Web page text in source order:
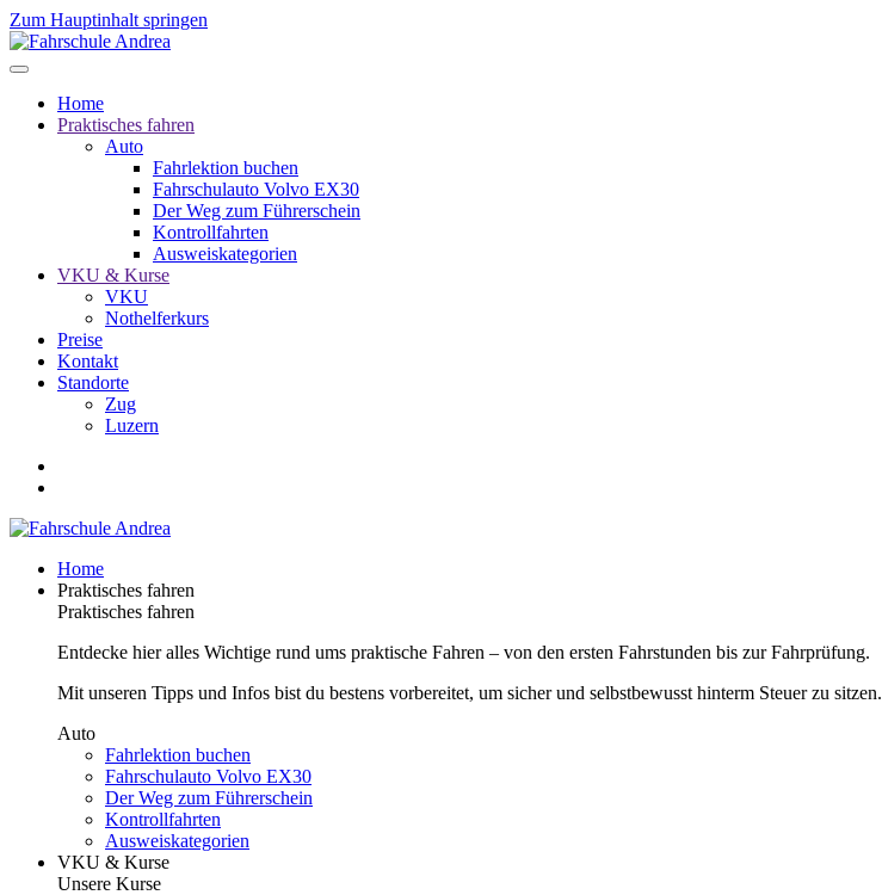
Zum Hauptinhalt springen
Home
Praktisches fahren
Auto
Fahrlektion buchen
Fahrschulauto Volvo EX30
Der Weg zum Führerschein
Kontrollfahrten
Ausweiskategorien
VKU & Kurse
VKU
Nothelferkurs
Preise
Kontakt
Standorte
Zug
Luzern
Home
Praktisches fahren
Praktisches fahren
Entdecke hier alles Wichtige rund ums praktische Fahren – von den ersten Fahrstunden bis zur Fahrprüfung.
Mit unseren Tipps und Infos bist du bestens vorbereitet, um sicher und selbstbewusst hinterm Steuer zu sitzen.
Auto
Fahrlektion buchen
Fahrschulauto Volvo EX30
Der Weg zum Führerschein
Kontrollfahrten
Ausweiskategorien
VKU & Kurse
Unsere Kurse